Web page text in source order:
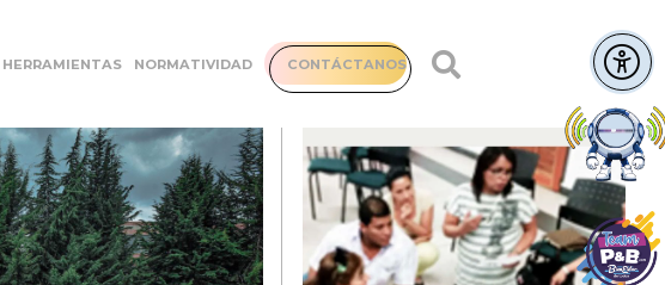
HERRAMIENTAS NORMATIVIDAD CONTÁCTANOS